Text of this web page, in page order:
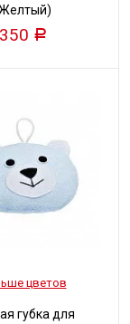
350 Р
цветов
губка для